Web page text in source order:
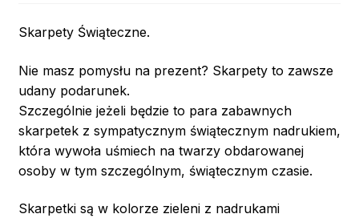
Skarpety Świąteczne.
Nie masz pomysłu na prezent? Skarpety to zawsze
udany podarunek.
Szczególnie jeżeli będzie to para zabawnych
skarpetek z sympatycznym świątecznym nadrukiem,
która wywoła uśmiech na twarzy obdarowanej
osoby w tym szczególnym, świątecznym czasie.
Skarpetki są w kolorze zieleni z nadrukami